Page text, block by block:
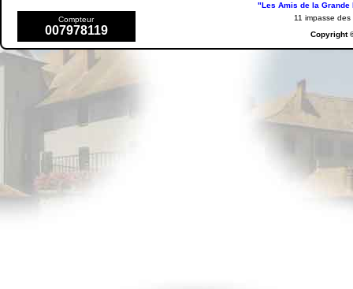
"Les Amis de la
Compteur
007978119
11 impasse des
Copyright